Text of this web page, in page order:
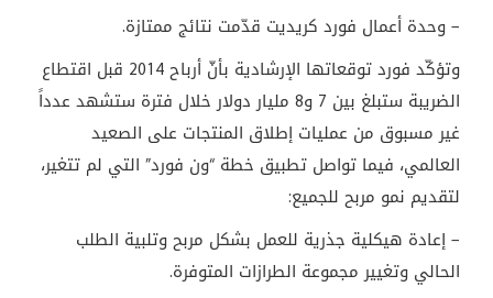
– وحدة أعمال فورد كريديت قدّمت نتائج ممتازة.
وتؤكّد فورد توقعاتها الإرشادية بأنّ أرباح 2014 قبل اقتطاع
الضريبة ستبلغ بين 7 و8 مليار دولار خلال فترة ستشهد عدداً
غير مسبوق من عمليات إطلاق المنتجات على الصعيد
العالمي، فيما تواصل تطبيق خطة “ون فورد” التي لم تتغير،
لتقديم نمو مربح للجميع:
– إعادة هيكلية جذرية للعمل بشكل مربح وتلبية الطلب
الحالي وتغيير مجموعة الطرازات المتوفرة.